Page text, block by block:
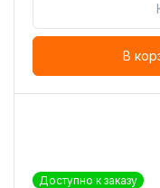
В
Доступно к заказу